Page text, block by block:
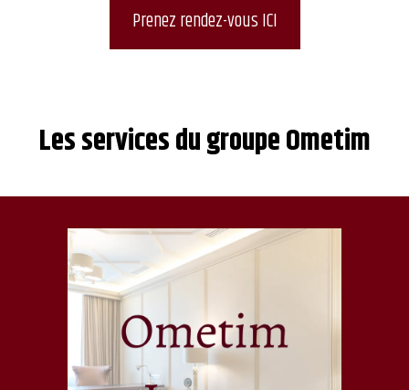
Prenez rendez-vous ICI
Les services du groupe Ometim